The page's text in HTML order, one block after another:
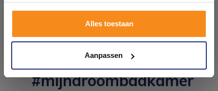
Alles toestaan
Aanpassen
#mijndroombadkamer
Kom langs en ervaar zelf het verschil!